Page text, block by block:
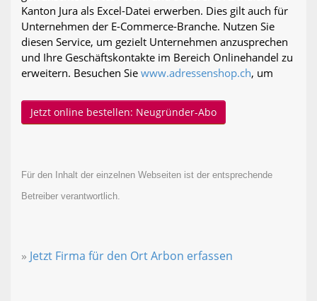
Kanton Jura als Excel-Datei erwerben. Dies gilt auch für
Unternehmen der E-Commerce-Branche. Nutzen Sie
diesen Service, um gezielt Unternehmen anzusprechen
und Ihre Geschäftskontakte im Bereich Onlinehandel zu
erweitern. Besuchen Sie www.adressenshop.ch, um
Jetzt online bestellen: Neugründer-Abo
Für den Inhalt der einzelnen Webseiten ist der entsprechende
Betreiber verantwortlich.
» Jetzt Firma für den Ort Arbon erfassen